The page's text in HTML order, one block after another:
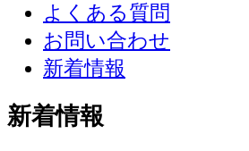
よくある質問
お問い合わせ
新着情報
新着情報